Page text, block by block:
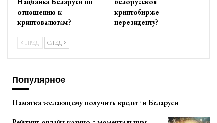
отношению к
криптовалютам?
криптобирже
нерезиденту?
ПРЕД СЛЕД
Популярное
Памятка желающему получить кредит в Беларуси